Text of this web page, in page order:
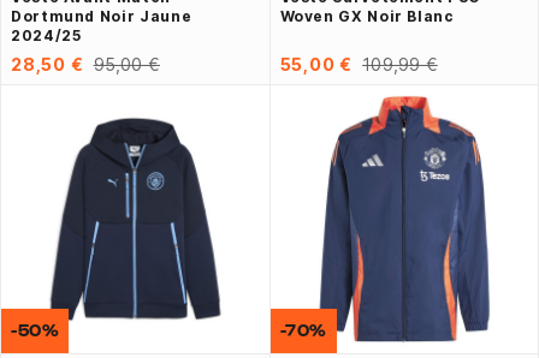
Dortmund Noir Jaune
2024/25
28,50 € 95,00 €
Woven GX Noir Blanc
55,00 € 109,99 €
-50% -70%